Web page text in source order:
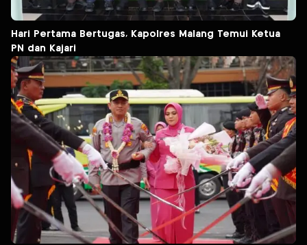
Hari Pertama Bertugas, Kapolres Malang Temui Ketua
PN dan Kajari